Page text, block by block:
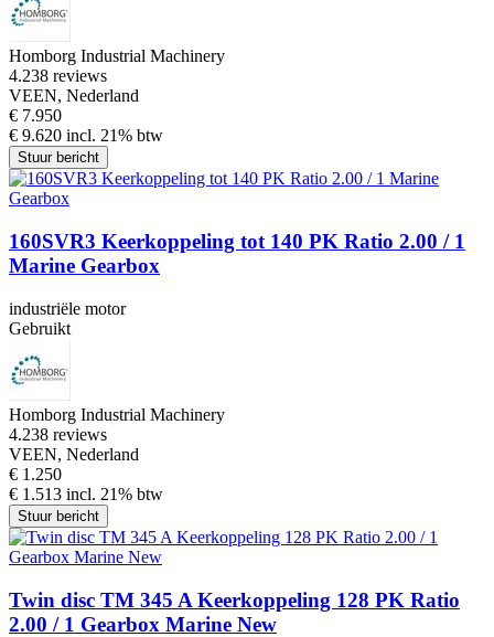
Homborg Industrial Machinery
4.238 reviews
VEEN, Nederland
€ 7.950
€ 9.620 incl. 21% btw
Stuur bericht
160SVR3 Keerkoppeling tot 140 PK Ratio 2.00 / 1
Marine Gearbox
industriële motor
Gebruikt
Homborg Industrial Machinery
4.238 reviews
VEEN, Nederland
€ 1.250
€ 1.513 incl. 21% btw
Stuur bericht
Twin disc TM 345 A Keerkoppeling 128 PK Ratio
2.00 / 1 Gearbox Marine New